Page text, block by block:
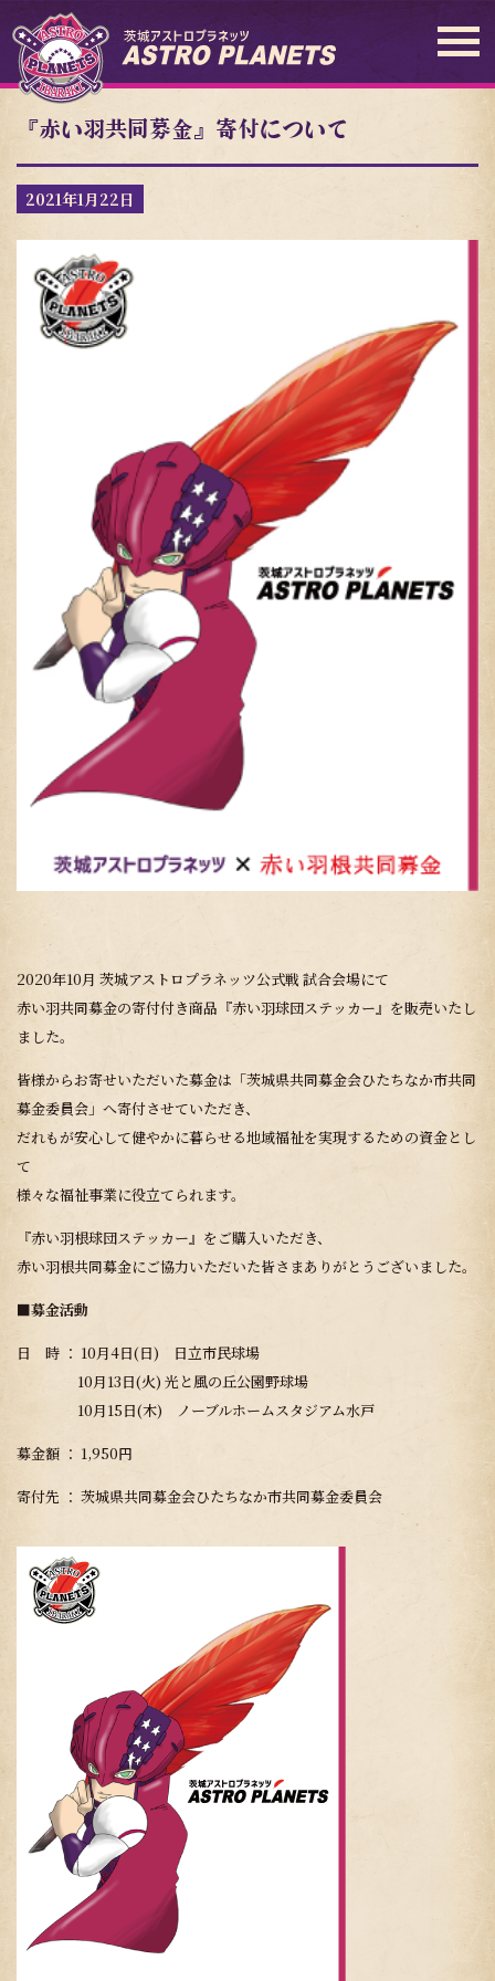
『赤い羽共同募金』寄付について
2021年1月22日
2020年10月 茨城アストロプラネッツ公式戦 試合会場にて
赤い羽共同募金の寄付付き商品『赤い羽球団ステッカー』を販売いたし
ました。
皆様からお寄せいただいた募金は「茨城県共同募金会ひたちなか市共同
募金委員会」へ寄付させていただき、
だれもが安心して健やかに暮らせる地域福祉を実現するための資金とし
て
様々な福祉事業に役立てられます。
『赤い羽根球団ステッカー』をご購入いただき、
赤い羽根共同募金にご協力いただいた皆さまありがとうございました。
■募金活動
日 時 ： 10月4日(日) 日立市民球場
10月13日(火) 光と風の丘公園野球場
10月15日(木) ノーブルホームスタジアム水戸
募金額 ： 1,950円
寄付先 ： 茨城県共同募金会ひたちなか市共同募金委員会